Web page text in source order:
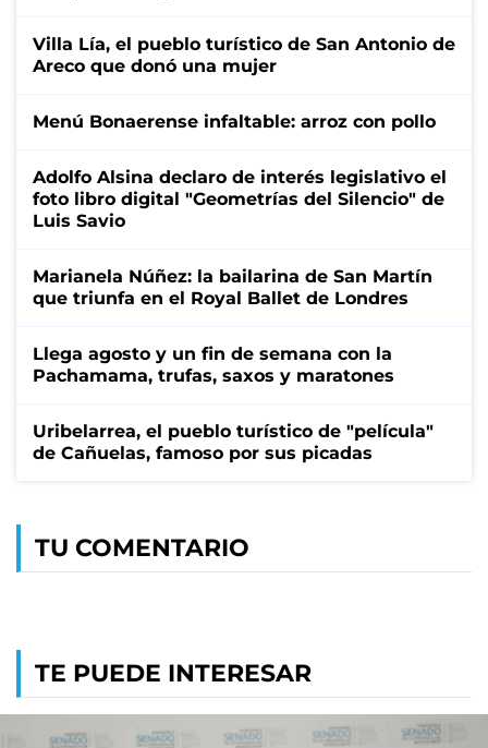
Villa Lía, el pueblo turístico de San Antonio de
Areco que donó una mujer
Menú Bonaerense infaltable: arroz con pollo
Adolfo Alsina declaro de interés legislativo el
foto libro digital "Geometrías del Silencio" de
Luis Savio
Marianela Núñez: la bailarina de San Martín
que triunfa en el Royal Ballet de Londres
Llega agosto y un fin de semana con la
Pachamama, trufas, saxos y maratones
Uribelarrea, el pueblo turístico de "película"
de Cañuelas, famoso por sus picadas
TU COMENTARIO
TE PUEDE INTERESAR